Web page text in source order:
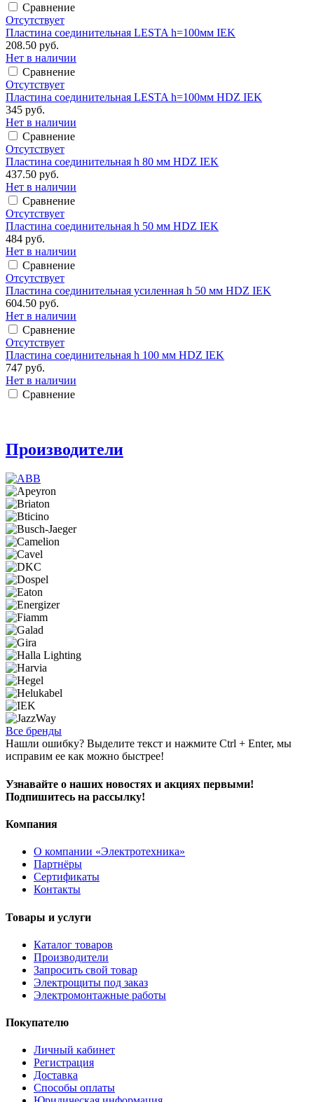
Сравнение
Отсутствует
Пластина соединительная LESTA h=100мм IEK
208.50 руб.
Нет в наличии
Сравнение
Отсутствует
Пластина соединительная LESTA h=100мм HDZ IEK
345 руб.
Нет в наличии
Сравнение
Отсутствует
Пластина соединительная h 80 мм HDZ IEK
437.50 руб.
Нет в наличии
Сравнение
Отсутствует
Пластина соединительная h 50 мм HDZ IEK
484 руб.
Нет в наличии
Сравнение
Отсутствует
Пластина соединительная усиленная h 50 мм HDZ IEK
604.50 руб.
Нет в наличии
Сравнение
Отсутствует
Пластина соединительная h 100 мм HDZ IEK
747 руб.
Нет в наличии
Сравнение
Производители
Все бренды
Нашли ошибку? Выделите текст и нажмите Ctrl + Enter, мы
исправим ее как можно быстрее!
Узнавайте о наших новостях и акциях первыми!
Подпишитесь на рассылку!
Компания
О компании «Электротехника»
Партнёры
Сертификаты
Контакты
Товары и услуги
Каталог товаров
Производители
Запросить свой товар
Электрощиты под заказ
Электромонтажные работы
Покупателю
Личный кабинет
Регистрация
Доставка
Способы оплаты